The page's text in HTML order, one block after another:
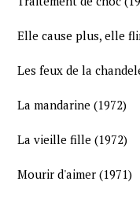
Elle cause plus, elle
Les feux de la
La mandarine (1972)
La vieille fille (1972)
Mourir d'aimer (1971)